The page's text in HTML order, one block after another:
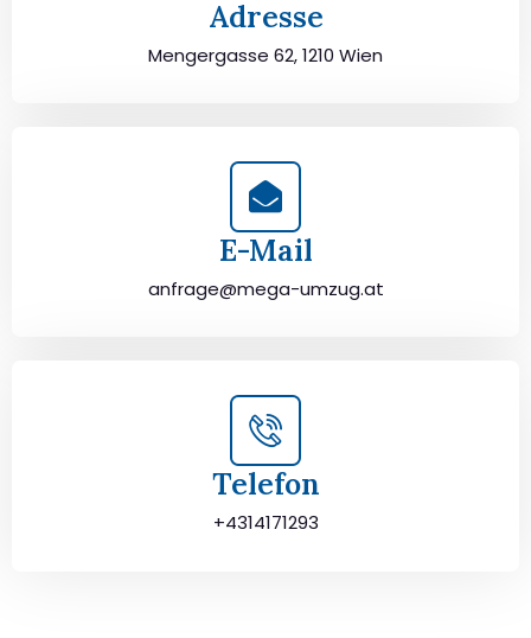
Adresse
Mengergasse 62, 1210 Wien
E-Mail
anfrage@mega-umzug.at
Telefon
+4314171293